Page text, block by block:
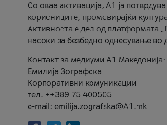
Со оваа активација, А1 ја
корисниците, промовирајќи
Активноста е дел од платформата
насоки за безбедно однесување во
Контакт за медиуми А1 Македонија:
Емилија Зографска
Корпоративни комуникации
тел. ++389 75 400505
e-mail: emilija.zografska@A1.mk